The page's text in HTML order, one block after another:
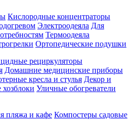
Кислородные концентраторы
Электроодеяла Для
Термоодеяла
Ортопедические подушки
рециркуляторы
Домашние медицинские приборы
кресла и стулья Декор и
Уличные обогреватели
пляжа и кафе Компостеры садовые